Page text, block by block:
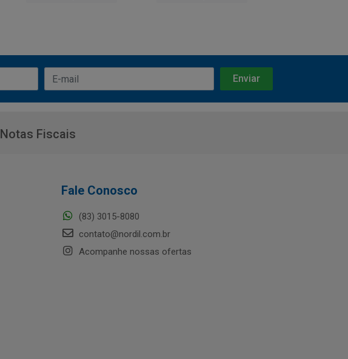
Notas Fiscais
Fale Conosco
(83) 3015-8080
contato@nordil.com.br
Acompanhe nossas ofertas